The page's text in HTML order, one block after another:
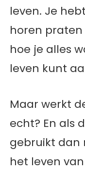
leven. Je
horen
hoe je alles
leven kunt
Maar werkt
echt? En als
gebruikt dan
het leven